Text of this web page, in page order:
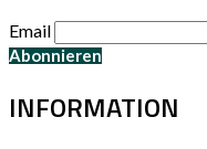
Email
INFORMATION